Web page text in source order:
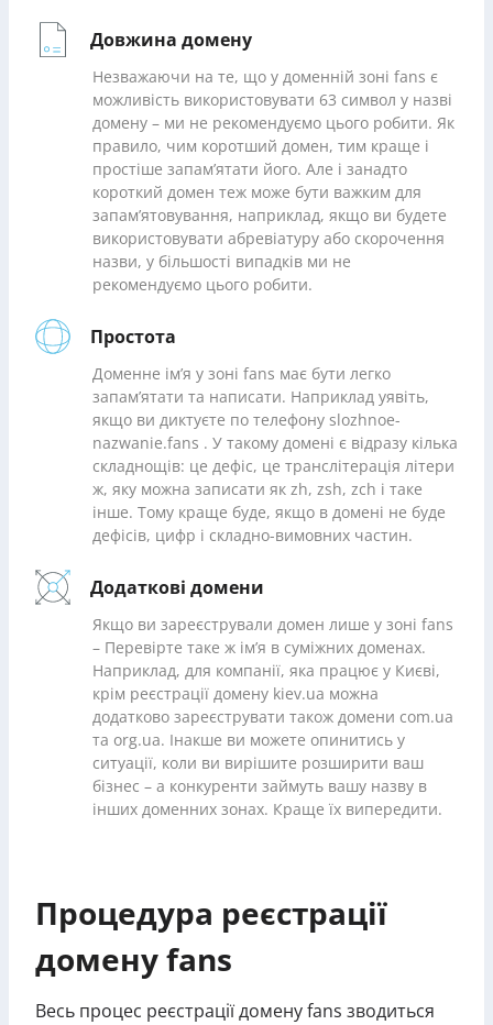
Довжина домену
Незважаючи на те, що у доменній зоні fans є
можливість використовувати 63 символ у назві
домену – ми не рекомендуємо цього робити. Як
правило, чим коротший домен, тим краще і
простіше запам’ятати його. Але і занадто
короткий домен теж може бути важким для
запам’ятовування, наприклад, якщо ви будете
використовувати абревіатуру або скорочення
назви, у більшості випадків ми не
рекомендуємо цього робити.
Простота
Доменне ім’я у зоні fans має бути легко
запам’ятати та написати. Наприклад уявіть,
якщо ви диктуєте по телефону slozhnoe-
nazwanie.fans . У такому домені є відразу кілька
складнощів: це дефіс, це транслітерація літери
ж, яку можна записати як zh, zsh, zch і таке
інше. Тому краще буде, якщо в домені не буде
дефісів, цифр і складно-вимовних частин.
Додаткові домени
Якщо ви зареєстрували домен лише у зоні fans
– Перевірте таке ж ім’я в суміжних доменах.
Наприклад, для компанії, яка працює у Києві,
крім реєстрації домену kiev.ua можна
додатково зареєструвати також домени com.ua
та org.ua. Інакше ви можете опинитись у
ситуації, коли ви вирішите розширити ваш
бізнес – а конкуренти займуть вашу назву в
інших доменних зонах. Краще їх випередити.
Процедура реєстрації
домену fans
Весь процес реєстрації домену fans зводиться